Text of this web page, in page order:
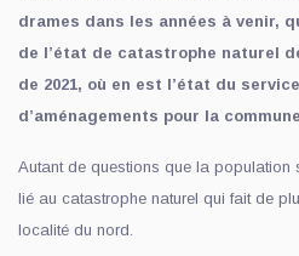
drames dans les années à venir,
de l’état de catastrophe naturel
de 2021, où en est l’état du
d’aménagements pour la
Autant de questions que la population
lié au catastrophe naturel qui fait de
localité du nord.